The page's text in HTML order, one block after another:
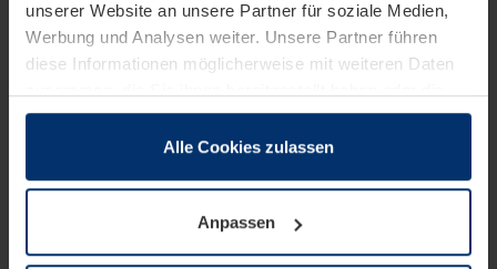
unserer Website an unsere Partner für soziale Medien,
Werbung und Analysen weiter. Unsere Partner führen
diese Informationen möglicherweise mit weiteren Daten
sie im Rahmen Ihrer Nutzung der Dienste gesammelt
wenn diese für den Betrieb dieser Seite unbedingt
notwendig sind. Für alle anderen Cookie-Typen benötigen
wir Ihre Erlaubnis. Ihre Einwilligung können Sie jederzeit
Alle Cookies zulassen
Anpassen